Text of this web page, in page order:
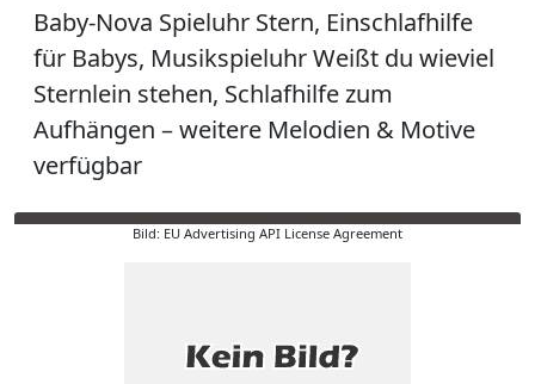
Baby-Nova Spieluhr Stern, Einschlafhilfe
für Babys, Musikspieluhr Weißt du wieviel
Sternlein stehen, Schlafhilfe zum
Aufhängen – weitere Melodien & Motive
verfügbar
Bild: EU Advertising API License Agreement